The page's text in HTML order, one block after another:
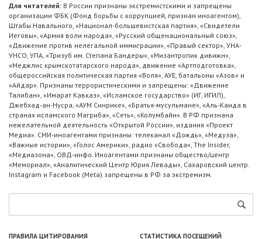
Для читателей: В России признаны экстремистскими и запрещены
организации ФБК (Фонд борьбы с коррупцией, признан иноагентом),
Штабы Навального, «Национал-большевистская партия», «Свидетели
Иеговы», «Армия воли народа», «Русский общенациональный союз»,
«Движение против нелегальной иммиграции», «Правый сектор», УНА-
УНСО, УПА, «Тризуб им. Степана Бандеры», «Мизантропик дивижн»,
«Меджлис крымскотатарского народа», движение «Артподготовка»,
общероссийская политическая партия «Воля», АУЕ, батальоны «Азов» и
«Айдар». Признаны террористическими и запрещены: «Движение
Талибан», «Имарат Кавказ», «Исламское государство» (ИГ, ИГИЛ),
Джебхад-ан-Нусра, «АУМ Синрике», «Братья-мусульмане», «Аль-Каида в
странах исламского Магриба», «Сеть», «Колумбайн». В РФ признана
нежелательной деятельность «Открытой России», издания «Проект
Медиа». СМИ-иноагентами признаны: телеканал «Дождь», «Медуза»,
«Важные истории», «Голос Америки», радио «Свобода», The Insider,
«Медиазона», ОВД-инфо. Иноагентами признаны общество/центр
«Мемориал», «Аналитический Центр Юрия Левады», Сахаровский центр.
Instagram и Facebook (Metа) запрещены в РФ за экстремизм.
ПРАВИЛА ЦИТИРОВАНИЯ СТАТИСТИКА ПОСЕЩЕНИЙ